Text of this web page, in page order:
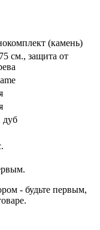
(камень)
см., защита от
дуб
- будьте первым,